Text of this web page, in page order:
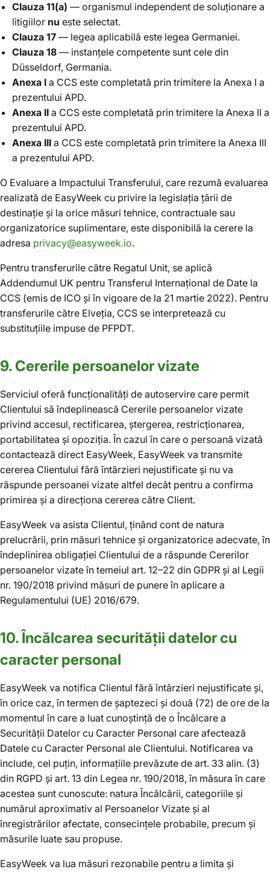
Clauza 11(a) — organismul independent de soluționare a
litigiilor nu este selectat.
Clauza 17 — legea aplicabilă este legea Germaniei.
Clauza 18 — instanțele competente sunt cele din
Düsseldorf, Germania.
Anexa I a CCS este completată prin trimitere la Anexa I a
prezentului APD.
Anexa II a CCS este completată prin trimitere la Anexa II a
prezentului APD.
Anexa III a CCS este completată prin trimitere la Anexa III
a prezentului APD.
O Evaluare a Impactului Transferului, care rezumă evaluarea
realizată de EasyWeek cu privire la legislația țării de
destinație și la orice măsuri tehnice, contractuale sau
organizatorice suplimentare, este disponibilă la cerere la
adresa privacy@easyweek.io.
Pentru transferurile către Regatul Unit, se aplică
Addendumul UK pentru Transferul Internațional de Date la
CCS (emis de ICO și în vigoare de la 21 martie 2022). Pentru
transferurile către Elveția, CCS se interpretează cu
substituțiile impuse de PFPDT.
9. Cererile persoanelor vizate
Serviciul oferă funcționalități de autoservire care permit
Clientului să îndeplinească Cererile persoanelor vizate
privind accesul, rectificarea, ștergerea, restricționarea,
portabilitatea și opoziția. În cazul în care o persoană vizată
contactează direct EasyWeek, EasyWeek va transmite
cererea Clientului fără întârzieri nejustificate și nu va
răspunde persoanei vizate altfel decât pentru a confirma
primirea și a direcționa cererea către Client.
EasyWeek va asista Clientul, ținând cont de natura
prelucrării, prin măsuri tehnice și organizatorice adecvate, în
îndeplinirea obligației Clientului de a răspunde Cererilor
persoanelor vizate în temeiul art. 12–22 din GDPR și al Legii
nr. 190/2018 privind măsuri de punere în aplicare a
Regulamentului (UE) 2016/679.
10. Încălcarea securității datelor cu
caracter personal
EasyWeek va notifica Clientul fără întârzieri nejustificate și,
în orice caz, în termen de șaptezeci și două (72) de ore de la
momentul în care a luat cunoștință de o Încălcare a
Securității Datelor cu Caracter Personal care afectează
Datele cu Caracter Personal ale Clientului. Notificarea va
include, cel puțin, informațiile prevăzute de art. 33 alin. (3)
din RGPD și art. 13 din Legea nr. 190/2018, în măsura în care
acestea sunt cunoscute: natura Încălcării, categoriile și
numărul aproximativ al Persoanelor Vizate și al
înregistrărilor afectate, consecințele probabile, precum și
măsurile luate sau propuse.
EasyWeek va lua măsuri rezonabile pentru a limita și